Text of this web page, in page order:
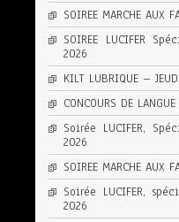
SOIREE MARCHE AUX
SOIREE LUCIFER
2026
KILT LUBRIQUE –
CONCOURS DE
Soirée LUCIFER,
2026
SOIREE MARCHE AUX
Soirée LUCIFER,
2026